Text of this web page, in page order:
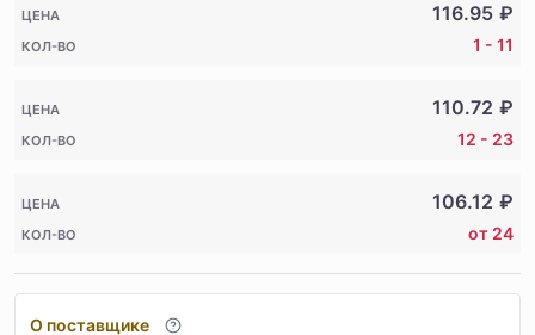
ЦЕНА 116.95 ₽
КОЛ-ВО 1 - 11
ЦЕНА 110.72 ₽
КОЛ-ВО 12 - 23
ЦЕНА 106.12 ₽
КОЛ-ВО от 24
О поставщике